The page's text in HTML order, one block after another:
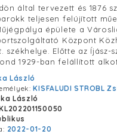
által tervezett és 1876
teljesen felújított
épülete a
Központ
székhelye. Előtte az Íjász-
1929-ban felállított
László
KISFALUDI STROBL
László
2022-01-20